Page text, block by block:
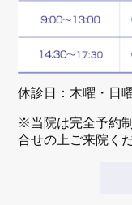
休診日：木曜・日
※当院は完全予約
合せの上ご来院く